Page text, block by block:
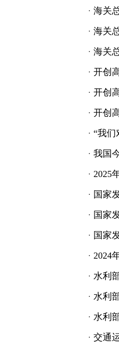
· 海关
· 海关
· 海关
· 开创
· 开创
· 开创
· “我
· 我国
· 2025
· 国家
· 国家
· 国家
· 2024
· 水利
· 水利
· 水利
· 交通